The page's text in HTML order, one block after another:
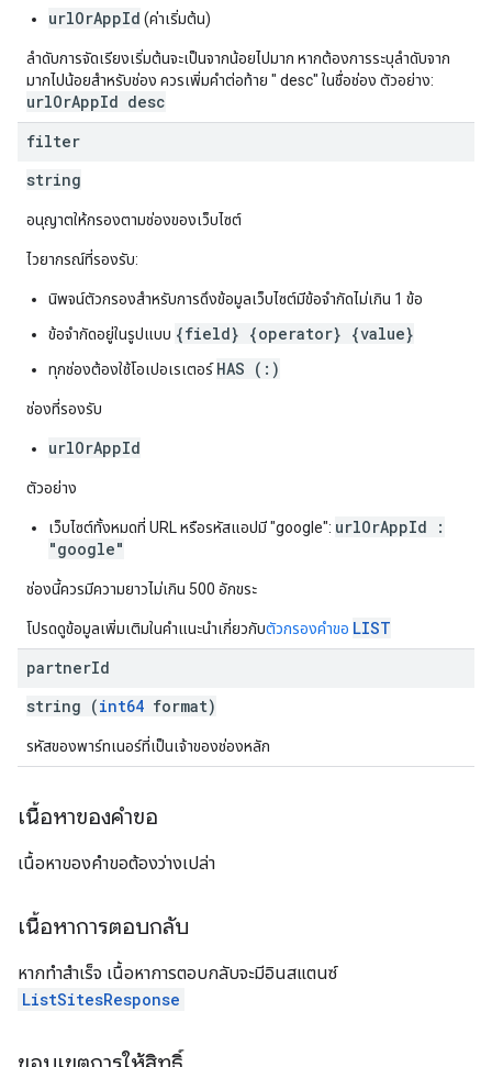
urlOrAppId (ค่าเริ่มต้น)
ลำดับการจัดเรียงเริ่มต้นจะเป็นจากน้อยไปมาก หากต้องการระบุลำดับจาก
มากไปน้อยสำหรับช่อง ควรเพิ่มคำต่อท้าย " desc" ในชื่อช่อง ตัวอย่าง:
urlOrAppId desc
filter
string
อนุญาตให้กรองตามช่องของเว็บไซต์
ไวยากรณ์ที่รองรับ:
นิพจน์ตัวกรองสำหรับการดึงข้อมูลเว็บไซต์มีข้อจำกัดไม่เกิน 1 ข้อ
ข้อจำกัดอยู่ในรูปแบบ {field} {operator} {value}
ทุกช่องต้องใช้โอเปอเรเตอร์HAS (:)
ช่องที่รองรับ
urlOrAppId
ตัวอย่าง
เว็บไซต์ทั้งหมดที่ URL หรือรหัสแอปมี "google": urlOrAppId :
"google"
ช่องนี้ควรมีความยาวไม่เกิน 500 อักขระ
โปรดดูข้อมูลเพิ่มเติมในคำแนะนำเกี่ยวกับตัวกรองคำขอ LIST
partnerId
string (int64 format)
รหัสของพาร์ทเนอร์ที่เป็นเจ้าของช่องหลัก
เนื้อหาของคำขอ
เนื้อหาของคำขอต้องว่างเปล่า
เนื้อหาการตอบกลับ
หากทำสำเร็จ เนื้อหาการตอบกลับจะมีอินสแตนซ์
ListSitesResponse